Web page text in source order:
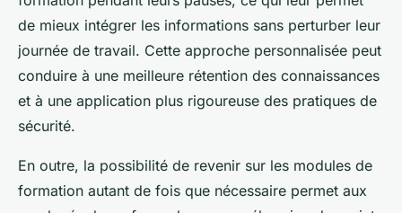
de mieux intégrer les informations sans perturber leur
journée de travail. Cette approche personnalisée peut
conduire à une meilleure rétention des connaissances
et à une application plus rigoureuse des pratiques de
sécurité.
En outre, la possibilité de revenir sur les modules de
formation autant de fois que nécessaire permet aux